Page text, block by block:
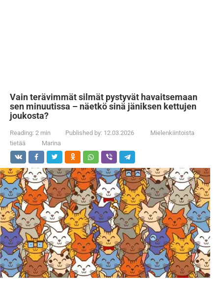
Vain terävimmät silmät pystyvät havaitsemaan
sen minuutissa – näetkö sinä jäniksen kettujen
joukosta?
Reading: 2 min Published by: 12.03.2026
Mielenkiintoista
tietää
Marina